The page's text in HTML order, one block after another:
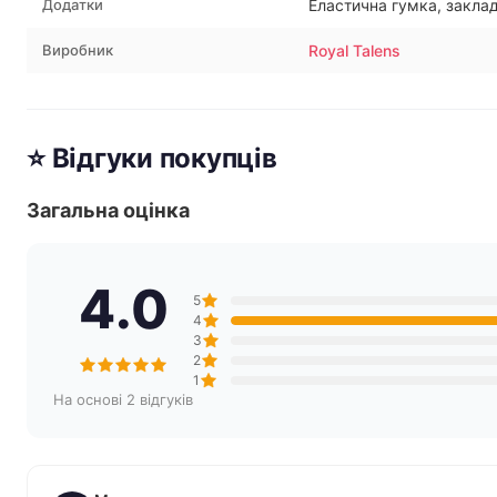
Додатки Еластична гумка,
Виробник Royal Talens
⭐ Відгуки покупців
Загальна оцінка
4.0
На основі 2 відгуків
5
4
3
2
1